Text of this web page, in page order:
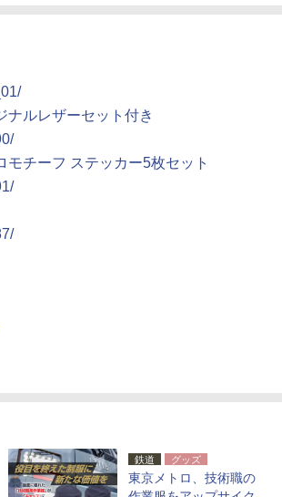
ナルレザーセット付き
チーフ ステッカー5枚セット
鉄道 グッズ
東京メトロ、技術職の